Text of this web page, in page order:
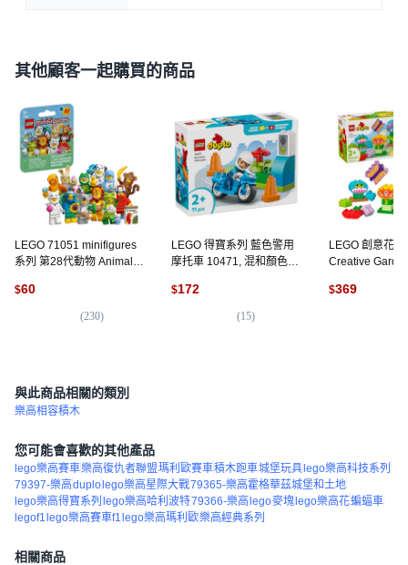
其他顧客一起購買的商品
LEGO 71051 minifigures
系列 第28代動物 Animals
$60
(230)
LEGO 得寶系列 藍色警用
摩托車 10471, 混和顏色, 1
$172
(15)
LEGO 創意花
Creative
$369
與此商品相關的類別
樂高相容積木
您可能會喜歡的其他產品
lego樂高賽車樂高復仇者聯盟瑪利歐賽車積木跑車城堡玩具 lego樂高科技系列
79397-樂高duplo lego樂高星際大戰79365-樂高霍格華茲城堡和土地
lego樂高得寶系列 lego樂高哈利波特79366-樂高 lego麥塊 lego樂高花蝙蝠車
legof1 lego樂高賽車f1 lego樂高瑪利歐樂高經典系列
相關商品